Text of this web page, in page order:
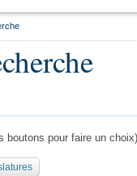
boutons pour faire un choix)